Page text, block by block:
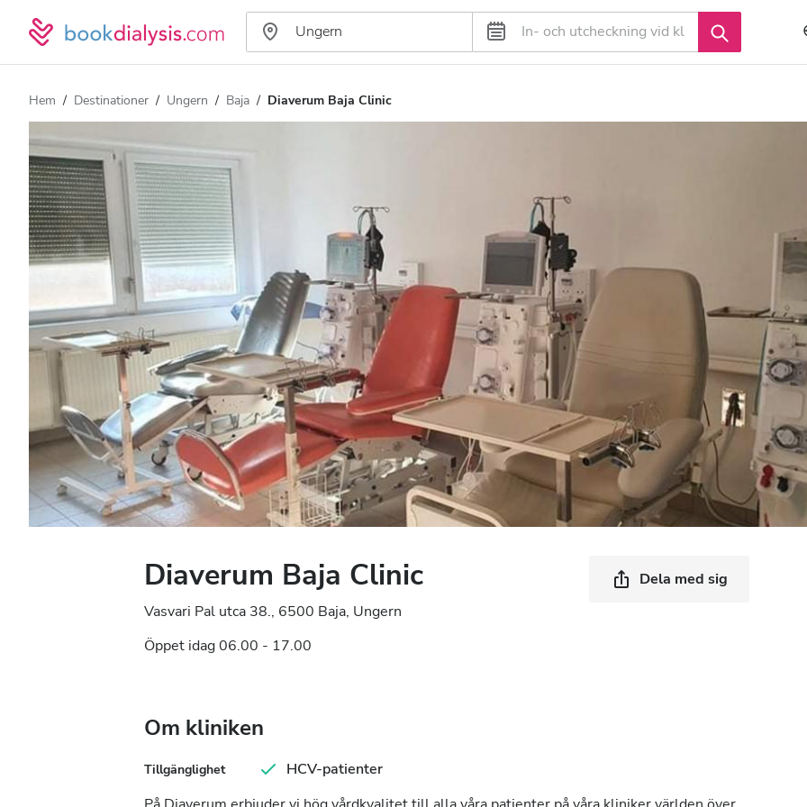
Hem Destinationer Ungern Baja Diaverum Baja Clinic
Diaverum Baja Clinic
Vasvari Pal utca 38., 6500 Baja, Ungern
Öppet idag 06.00 - 17.00
Dela med sig
Om kliniken
Tillgänglighet
HCV-patienter